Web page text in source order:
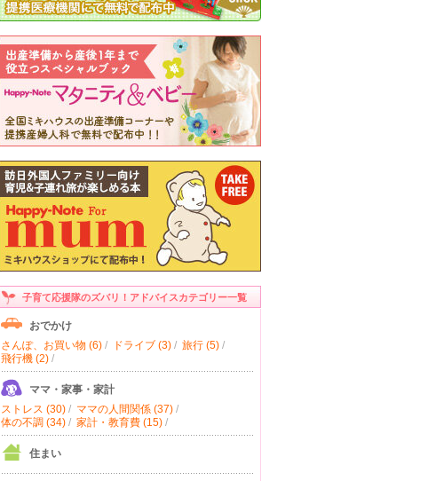
子育て応援隊のズバリ！アドバイスカテゴリー一覧
おでかけ
さんぽ、お買い物 (6)/ ドライブ (3)/ 旅行 (5)/
飛行機 (2)/
ママ・家事・家計
ストレス (30)/ ママの人間関係 (37)/
体の不調 (34)/ 家計・教育費 (15)/
住まい